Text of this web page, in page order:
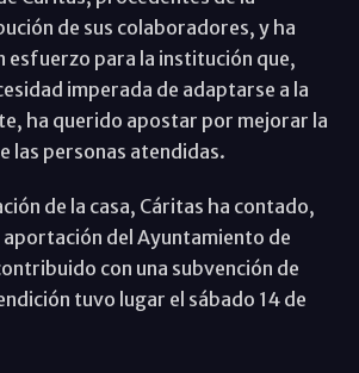
de sus colaboradores, y ha
esfuerzo para la institución que,
imperada de adaptarse a la
ha querido apostar por mejorar la
las personas atendidas.
de la casa, Cáritas ha contado,
aportación del Ayuntamiento de
con una subvención de
tuvo lugar el sábado 14 de